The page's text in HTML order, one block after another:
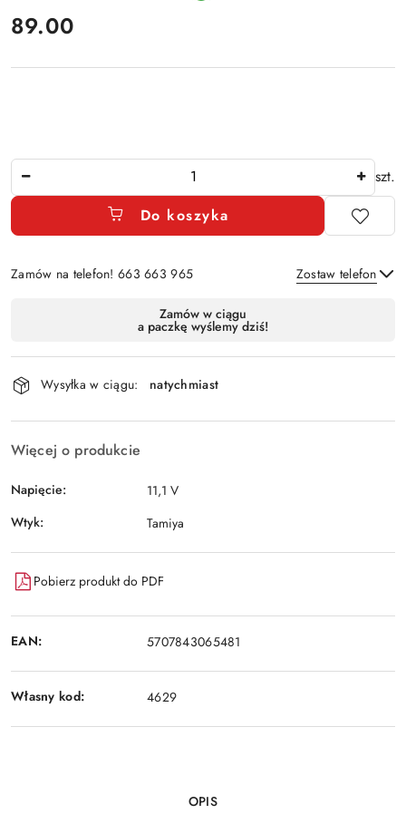
cena:
89.00
szt.
Do koszyka
Zamów na telefon! 663 663 965 Zostaw telefon
Wyślij
dostawa
Zamów w ciągu
a paczkę wyślemy dziś!
Wysyłka w ciągu: natychmiast
Więcej o produkcie
Napięcie:
11,1 V
Wtyk:
Tamiya
Pobierz produkt do PDF
EAN: 5707843065481
Własny kod: 4629
OPIS